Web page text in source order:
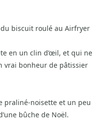
biscuit roulé au Airfryer
en un clin d’œil, et qui ne
vrai bonheur de pâtissier
praliné-noisette et un peu
bûche de Noël.